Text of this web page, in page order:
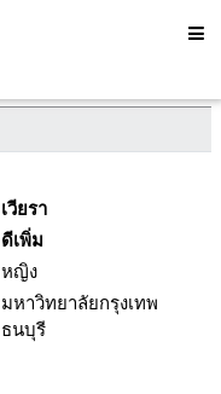
เวียรา
ดีเพิ่ม
หญิง
มหาวิทยาลัยกรุงเทพ
ธนบุรี